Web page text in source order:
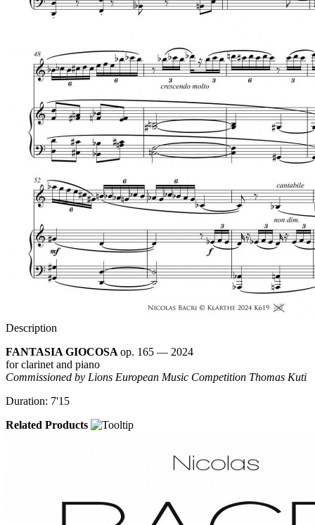
Description
FANTASIA GIOCOSA op. 165 — 2024
for clarinet and piano
Commissioned by Lions European Music Competition Thomas Kuti
Duration: 7'15
Related Products